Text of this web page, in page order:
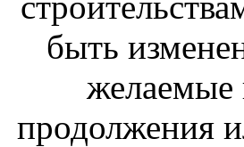
быть
желаемые
продолжения